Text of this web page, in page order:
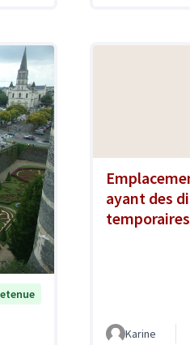
ayant des
temporaires
Karine